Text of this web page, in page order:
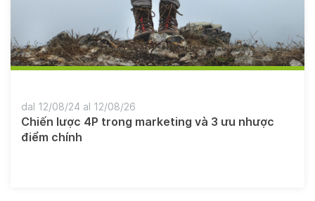
Chiến lược 4P trong marketing và 3 ưu nhược
điểm chính
dal 12/08/24 al 12/08/26